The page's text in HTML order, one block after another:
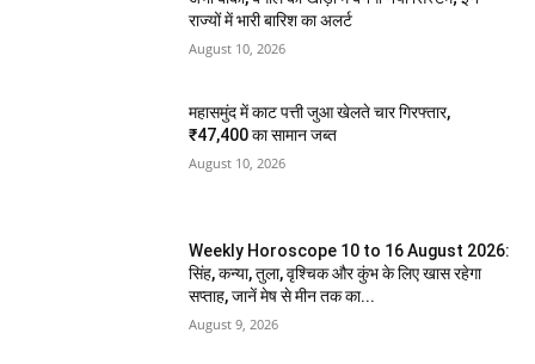
राज्यों में भारी बारिश का अलर्ट
August 10, 2026
महासमुंद में काट पत्ती जुआ खेलते चार गिरफ्तार,
₹47,400 का सामान जब्त
August 10, 2026
Weekly Horoscope 10 to 16 August 2026:
सिंह, कन्या, तुला, वृश्चिक और कुंभ के लिए खास रहेगा
सप्ताह, जानें मेष से मीन तक का...
August 9, 2026